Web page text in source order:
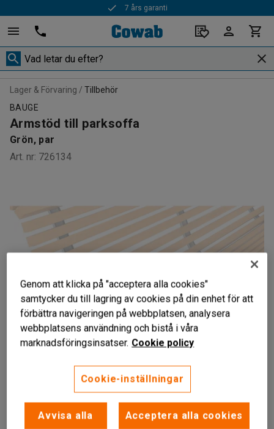
7 års garanti
Lager & Förvaring
Tillbehör
BAUGE
Armstöd till parksoffa
Grön, par
Art. nr: 726134
Genom att klicka på "acceptera alla cookies"
samtycker du till lagring av cookies på din enhet för att
förbättra navigeringen på webbplatsen, analysera
webbplatsens användning och bistå i våra
marknadsföringsinsatser. Cookie policy
Cookie-inställningar
Avvisa alla Acceptera alla cookies